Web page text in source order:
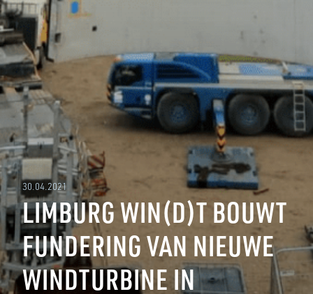
30.04.2021
LIMBURG WIN(D)T BOUWT
FUNDERING VAN NIEUWE
WINDTURBINE IN